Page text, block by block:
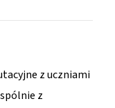
z uczniami
z